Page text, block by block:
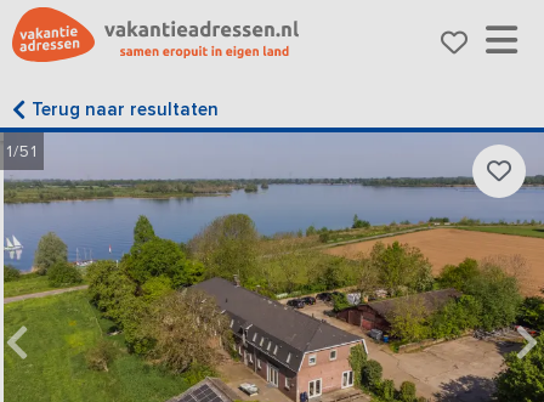
Terug naar resultaten
1/51